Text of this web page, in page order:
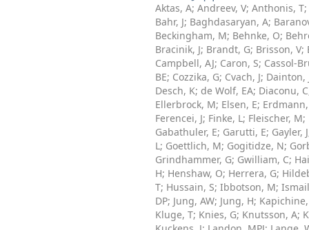
Aktas, A; Andreev, V; Anthonis, T;
Bahr, J; Baghdasaryan, A;
Beckingham, M; Behnke, O;
Bracinik, J; Brandt, G; Brisson, V;
Campbell, AJ; Caron, S; Cassol-
BE; Cozzika, G; Cvach, J; Dainton,
Desch, K; de Wolf, EA; Diaconu, C
Ellerbrock, M; Elsen, E;
Ferencei, J; Finke, L; Fleischer, M;
Gabathuler, E; Garutti, E; Gayler, J
L; Goettlich, M; Gogitidze, N;
Grindhammer, G; Gwilliam, C;
H; Henshaw, O; Herrera, G;
T; Hussain, S; Ibbotson, M;
DP; Jung, AW; Jung, H;
Kluge, T; Knies, G; Knutsson, A;